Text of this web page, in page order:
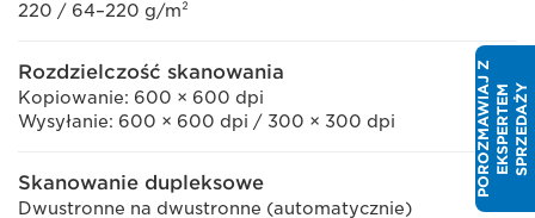
220 / 64–220 g/m²
Rozdzielczość skanowania
Kopiowanie: 600 × 600 dpi
Wysyłanie: 600 × 600 dpi / 300 × 300 dpi
Skanowanie dupleksowe
Dwustronne na dwustronne (automatycznie)
P
O
R
O
Z
M
A
W
IA
J
Z
E
K
S
P
E
R
T
EM
S
P
R
Z
E
D
A
Ż Y